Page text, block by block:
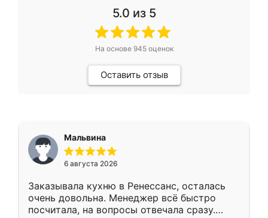
5.0 из 5
На основе 945оценок
Оставить отзыв
Мальвина
6 августа 2026
Заказывала кухню в Ренессанс, осталась
очень довольна. Менеджер всё быстро
посчитала, на вопросы отвечала сразу.